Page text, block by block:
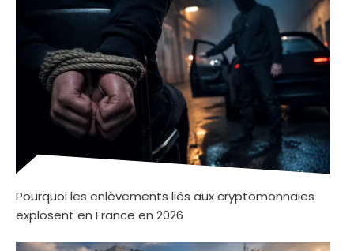
Pourquoi les enlèvements liés aux cryptomonnaies
explosent en France en 2026